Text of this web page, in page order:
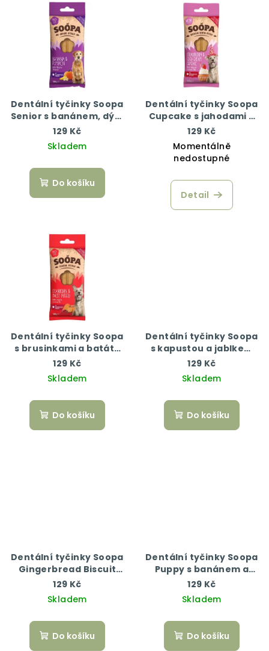
Dentální tyčinky Soopa
Senior s banánem, dýní
a lněným semínkem 100
129 Kč
Skladem
Do košíku
Dentální tyčinky Soopa
Cupcake s jahodami a
kokosem 100 g
129 Kč
Momentálně
nedostupné
Detail
Dentální tyčinky Soopa
s brusinkami a batáty
100 g
129 Kč
Skladem
Do košíku
Dentální tyčinky Soopa
s kapustou a jablkem
100 g
129 Kč
Skladem
Do košíku
Dentální tyčinky Soopa
Gingerbread Biscuit
100 g
129 Kč
Skladem
Do košíku
Dentální tyčinky Soopa
Puppy s banánem a
dýní 100 g
129 Kč
Skladem
Do košíku